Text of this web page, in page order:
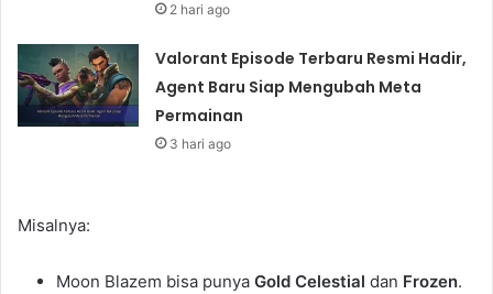
2 hari ago
Valorant Episode Terbaru Resmi Hadir,
Agent Baru Siap Mengubah Meta
Permainan
3 hari ago
Misalnya:
Moon Blazem bisa punya Gold Celestial dan Frozen.